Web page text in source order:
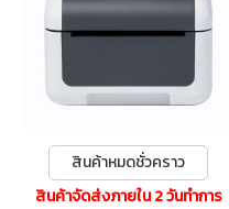
สินค้าหมดชั่วคราว
สินค้าจัดส่งภายใน 2 วันทำการ